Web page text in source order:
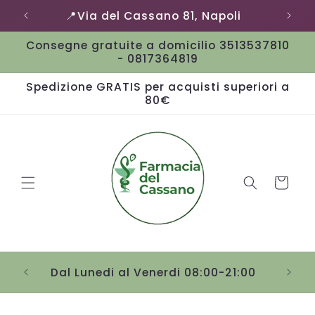
direttamente📍Via del Cassano 81, Napoli
Consegne gratuite a domicilio 3513537810
- 0817364819
Spedizione GRATIS per acquisti superiori a
80€
Carrello
Dal Lunedi al Venerdi 08:00-21:00